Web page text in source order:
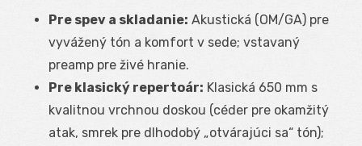
Pre spev a skladanie: Akustická (OM/GA) pre
vyvážený tón a komfort v sede; vstavaný
preamp pre živé hranie.
Pre klasický repertoár: Klasická 650 mm s
kvalitnou vrchnou doskou (céder pre okamžitý
atak, smrek pre dlhodobý „otvárajúci sa“ tón);